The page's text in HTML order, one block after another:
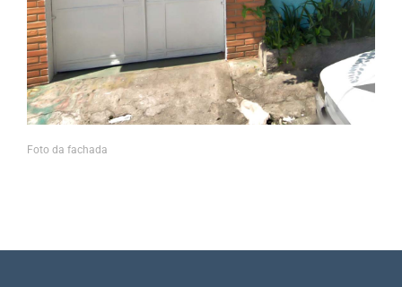
Foto da fachada